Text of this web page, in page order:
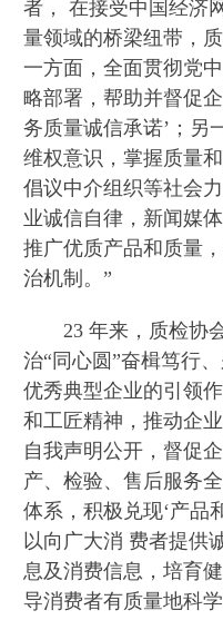
者， 在接受中国经济
量领域的桥梁纽带，
一方面，全面贯彻党
略部署，帮助并督促
务质量诚信承诺’；另
维权意识，掌握质量
倡议中介组织等社会
业诚信自律，新闻媒
推广优质产品和质量
治机制。”
23 年来，质检协会
治“同心圆”奋楫笃行
优秀典型企业的引领
和工匠精神，推动企
自我声明公开，督促
产、检验、售后服务
体系，积极兑现‘产品
以向广大消 费者提供
息及消费信息，培育
导消费者有质量地科